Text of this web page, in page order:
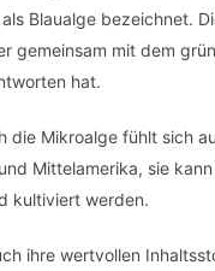
Blaualge bezeichnet.
gemeinsam mit dem
hat.
die Mikroalge fühlt sich
Mittelamerika, sie
kultiviert werden.
ihre wertvollen